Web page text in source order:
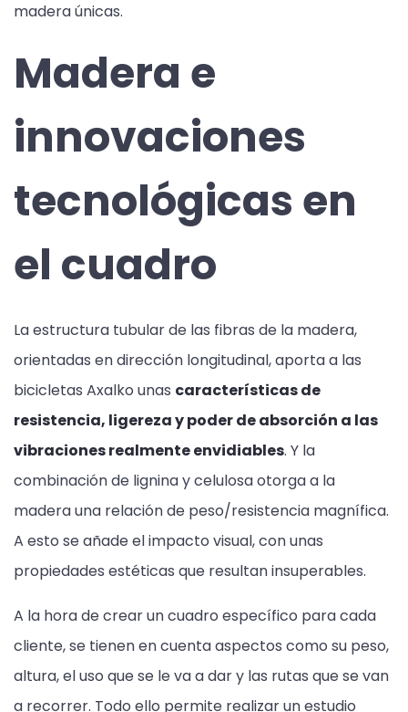
madera únicas.
Madera e
innovaciones
tecnológicas en
el cuadro
La estructura tubular de las fibras de la madera,
orientadas en dirección longitudinal, aporta a las
bicicletas Axalko unas características de
resistencia, ligereza y poder de absorción a las
vibraciones realmente envidiables. Y la
combinación de lignina y celulosa otorga a la
madera una relación de peso/resistencia magnífica.
A esto se añade el impacto visual, con unas
propiedades estéticas que resultan insuperables.
A la hora de crear un cuadro específico para cada
cliente, se tienen en cuenta aspectos como su peso,
altura, el uso que se le va a dar y las rutas que se van
a recorrer. Todo ello permite realizar un estudio